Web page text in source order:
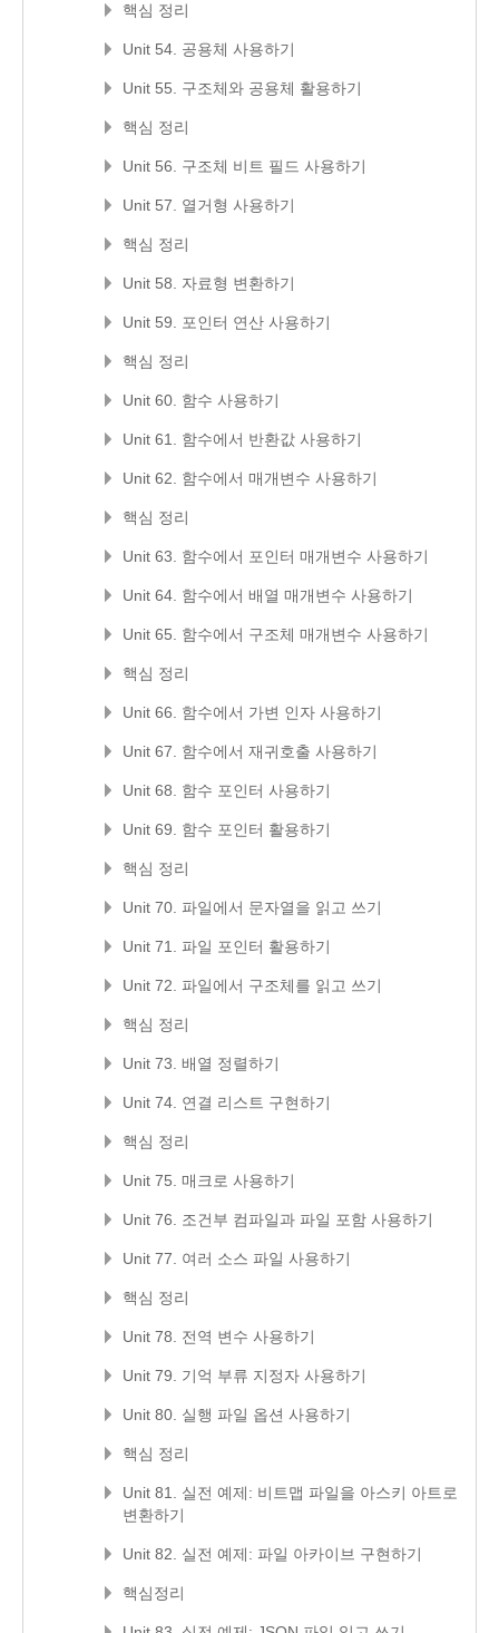
핵심 정리
Unit 54. 공용체 사용하기
Unit 55. 구조체와 공용체 활용하기
핵심 정리
Unit 56. 구조체 비트 필드 사용하기
Unit 57. 열거형 사용하기
핵심 정리
Unit 58. 자료형 변환하기
Unit 59. 포인터 연산 사용하기
핵심 정리
Unit 60. 함수 사용하기
Unit 61. 함수에서 반환값 사용하기
Unit 62. 함수에서 매개변수 사용하기
핵심 정리
Unit 63. 함수에서 포인터 매개변수 사용하기
Unit 64. 함수에서 배열 매개변수 사용하기
Unit 65. 함수에서 구조체 매개변수 사용하기
핵심 정리
Unit 66. 함수에서 가변 인자 사용하기
Unit 67. 함수에서 재귀호출 사용하기
Unit 68. 함수 포인터 사용하기
Unit 69. 함수 포인터 활용하기
핵심 정리
Unit 70. 파일에서 문자열을 읽고 쓰기
Unit 71. 파일 포인터 활용하기
Unit 72. 파일에서 구조체를 읽고 쓰기
핵심 정리
Unit 73. 배열 정렬하기
Unit 74. 연결 리스트 구현하기
핵심 정리
Unit 75. 매크로 사용하기
Unit 76. 조건부 컴파일과 파일 포함 사용하기
Unit 77. 여러 소스 파일 사용하기
핵심 정리
Unit 78. 전역 변수 사용하기
Unit 79. 기억 부류 지정자 사용하기
Unit 80. 실행 파일 옵션 사용하기
핵심 정리
Unit 81. 실전 예제: 비트맵 파일을 아스키 아트로
변환하기
Unit 82. 실전 예제: 파일 아카이브 구현하기
핵심정리